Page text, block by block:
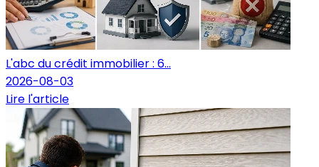
L'abc du crédit immobilier : 6...
2026-08-03
Lire l'article